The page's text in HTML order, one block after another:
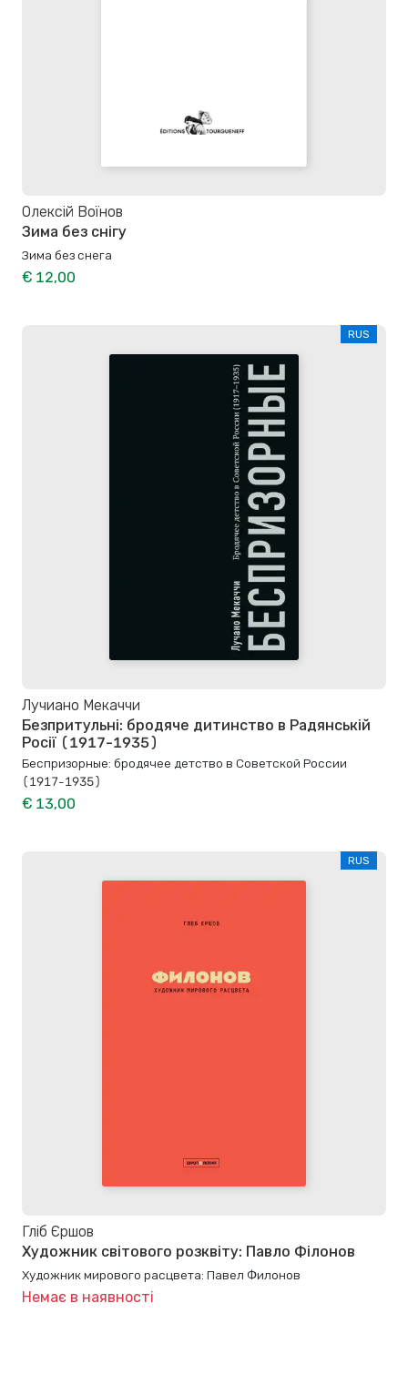
Олексій Воїнов
Зима без снігу
Зима без снега
€ 12,00
RUS
Лучиано Мекаччи
Безпритульні: бродяче дитинство в Радянській
Росії (1917-1935)
Беспризорные: бродячее детство в Советской России
(1917-1935)
€ 13,00
RUS
Гліб Єршов
Художник світового розквіту: Павло Філонов
Художник мирового расцвета: Павел Филонов
Немає в наявності